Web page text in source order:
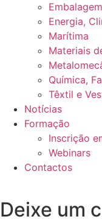
Energia,
Marítima
Materiais
Química,
Têxtil e
Notícias
Formação
Inscrição
Webinars
Contactos
Deixe um